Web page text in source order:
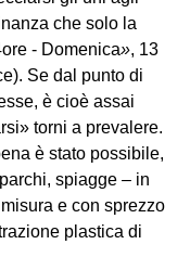
che solo la
- Domenica», 13
Se dal punto di
è cioè assai
torni a prevalere.
è stato possibile,
spiagge – in
e con sprezzo
plastica di